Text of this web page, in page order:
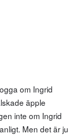
om Ingrid
äpple
inte om Ingrid
Men det är ju